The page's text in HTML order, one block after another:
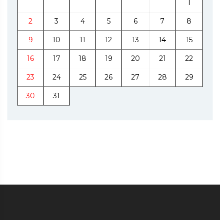
1
2 3 4 5 6 7 8
9 10 11 12 13 14 15
16 17 18 19 20 21 22
23 24 25 26 27 28 29
30 31